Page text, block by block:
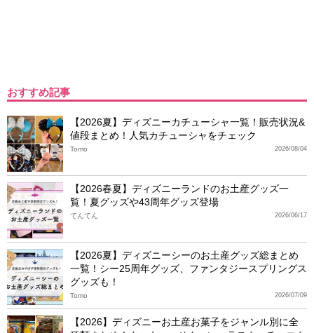
おすすめ記事
【2026夏】ディズニーカチューシャ一覧！販売状況&
値段まとめ！人気カチューシャをチェック
2026/08/04
Tomo
【2026春夏】ディズニーランドのお土産グッズ一
覧！夏グッズや43周年グッズ登場
2026/06/17
てんてん
【2026夏】ディズニーシーのお土産グッズ総まとめ
一覧！シー25周年グッズ、ファンタジースプリングス
グッズも！
2026/07/09
Tomo
【2026】ディズニーお土産お菓子をジャンル別に全